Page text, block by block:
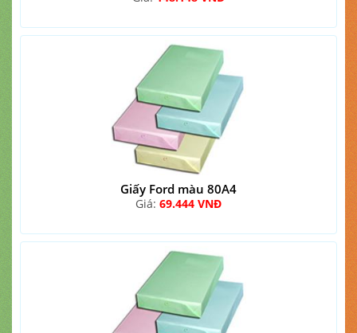
Giấy Ford màu 80A4
Giá: 69.444 VNĐ